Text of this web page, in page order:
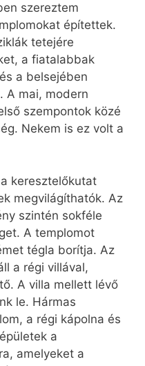
szereztem
építettek.
tetejére
a fiatalabbak
a belsejében
A mai, modern
szempontok közé
Nekem is ez volt a
keresztelőkutat
megvilágíthatók. Az
szintén sokféle
A templomot
tégla borítja. Az
a régi villával,
A villa mellett lévő
le. Hármas
a régi kápolna és
a
amelyeket a